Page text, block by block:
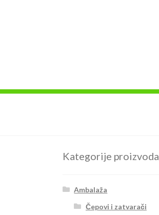
Kategorije proizvoda
Ambalaža
Čepovi i zatvarači